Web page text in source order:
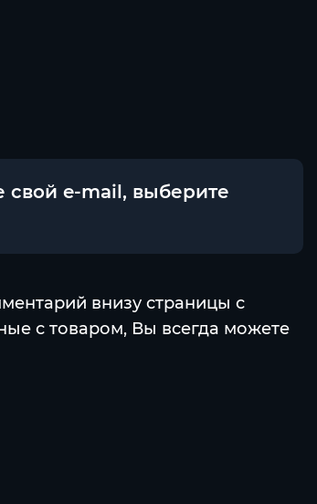
свой e-mail, выберите
внизу страницы с
с товаром, Вы всегда можете